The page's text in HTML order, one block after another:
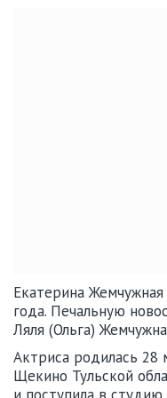
Екатерина Жемчужная
года. Печальную
Ляля (Ольга)
Актриса родилась 28
Щекино Тульской